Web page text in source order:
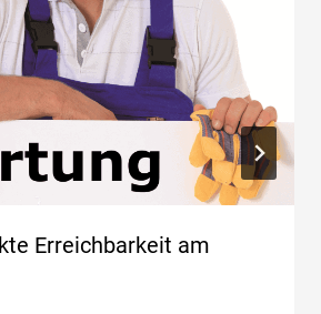
Erreichbarkeit am